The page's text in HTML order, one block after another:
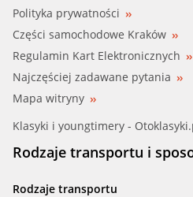
Polityka prywatności
Części samochodowe Kraków
Regulamin Kart Elektronicznych
Najczęściej zadawane pytania
Mapa witryny
Klasyki i youngtimery -
Rodzaje transportu i
Rodzaje transportu